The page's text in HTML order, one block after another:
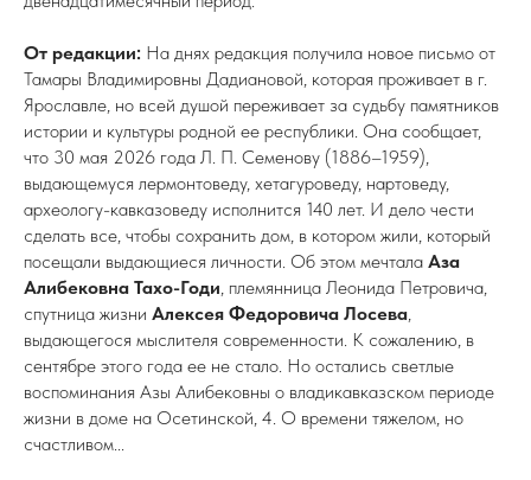
От редакции: На днях редакция получила новое письмо от
Тамары Владимировны Дадиановой, которая проживает в г.
Ярославле, но всей душой переживает за судьбу памятников
истории и культуры родной ее республики. Она сообщает,
что 30 мая 2026 года Л. П. Семенову (1886–1959),
выдающемуся лермонтоведу, хетагуроведу, нартоведу,
археологу-кавказоведу исполнится 140 лет. И дело чести
сделать все, чтобы сохранить дом, в котором жили, который
посещали выдающиеся личности. Об этом мечтала Аза
Алибековна Тахо-Годи, племянница Леонида Петровича,
спутница жизни Алексея Федоровича Лосева,
выдающегося мыслителя современности. К сожалению, в
сентябре этого года ее не стало. Но остались светлые
воспоминания Азы Алибековны о владикавказском периоде
жизни в доме на Осетинской, 4. О времени тяжелом, но
счастливом...